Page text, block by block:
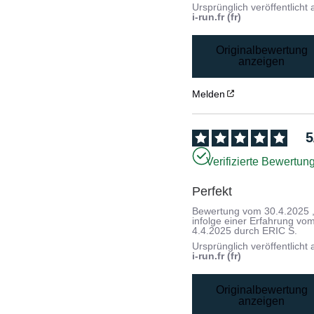
Ursprünglich veröffentlicht
i-run.fr (fr)
Originalbewertung
anzeigen
Melden
5
Verifizierte
Perfekt
Bewertung vom30.4.2025
infolge einer Erfahrung
4.4.2025 durch ERIC S.
Ursprünglich veröffentlicht
i-run.fr (fr)
Originalbewertung
anzeigen